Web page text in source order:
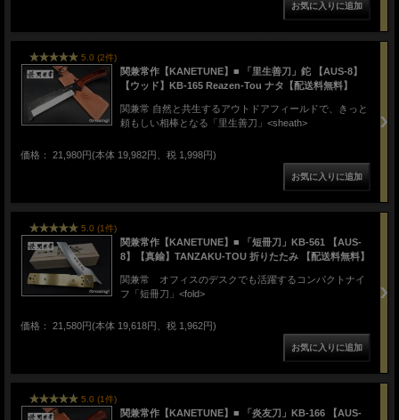
5.0 (2件)
関兼常作【KANETUNE】■ 「里生善刀」鉈 【AUS-8】
【ウッド】KB-165 Reazen-Tou ナタ【配送料無料】
関兼常 自然と共生するアウトドアフィールドで、きっと
頼もしい相棒となる「里生善刀」<sheath>
価格： 21,980円(本体 19,982円、税 1,998円)
5.0 (1件)
関兼常作【KANETUNE】■ 「短冊刀」KB-561 【AUS-
8】【真鍮】TANZAKU-TOU 折りたたみ 【配送料無料】
関兼常 オフィスのデスクでも活躍するコンパクトナイ
フ「短冊刀」<fold>
価格： 21,580円(本体 19,618円、税 1,962円)
5.0 (1件)
関兼常作【KANETUNE】■ 「炎友刀」KB-166 【AUS-